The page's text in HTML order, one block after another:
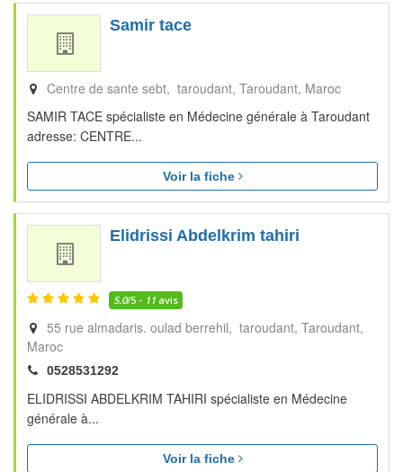
Samir tace
Centre de sante sebt, taroudant Taroudant Maroc
SAMIR TACE spécialiste en Médecine générale à Taroudant
adresse: CENTRE...
Voir la fiche
Elidrissi Abdelkrim tahiri
5.0/5 - 11 avis
55 rue almadaris. oulad berrehil, taroudant Taroudant
Maroc
0528531292
ELIDRISSI ABDELKRIM TAHIRI spécialiste en Médecine
générale à...
Voir la fiche